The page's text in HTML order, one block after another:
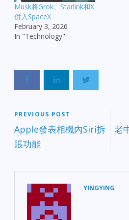
Musk將Grok、Starlink和X
併入SpaceX
February 3, 2026
In "Technology"
PREVIOUS POST
Apple發表相機內Siri拆
賬功能
老
YINGYING